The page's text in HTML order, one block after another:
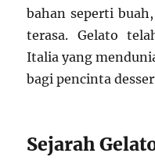
bahan seperti
terasa. Gelato
Italia yang
bagi pencinta
Sejarah